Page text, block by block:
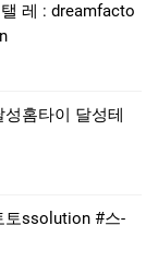
레 : dreamfacto
홈타이 달성테
토ssolution #스­